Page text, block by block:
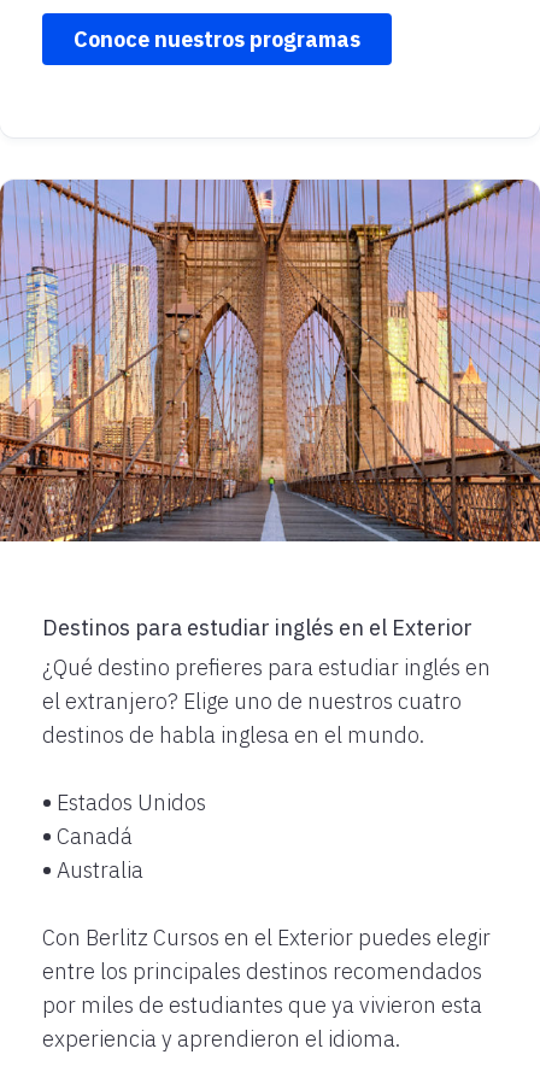
Conoce nuestros programas
Destinos para estudiar inglés en el Exterior
¿Qué destino prefieres para estudiar inglés en
el extranjero? Elige uno de nuestros cuatro
destinos de habla inglesa en el mundo.
• Estados Unidos
• Canadá
• Australia
Con Berlitz Cursos en el Exterior puedes elegir
entre los principales destinos recomendados
por miles de estudiantes que ya vivieron esta
experiencia y aprendieron el idioma.